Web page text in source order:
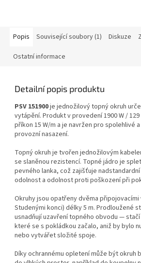
Popis Související soubory (1) Diskuze
Ostatní informace
Detailní popis produktu
PSV 151900je jednožilový topný okruh
vytápění. Produkt v provedení 1900 W /
příkon 15 W/m a je navržen pro spolehlivé
provozní nasazení.
Topný okruh je tvořen jednožilovým
se slaněnou rezistencí. Topné jádro je
pevného lanka, což zajišťuje
odolnost a odolnost proti poškození při
Okruhy jsou opatřeny dvěma připojovacími
Studenými konci) délky 5 m. Prodloužené
usnadňují uzavření topného obvodu —
které se s pokládkou začalo, aniž by bylo
nebo vytvářet složité spoje.
Díky ochrannému opletení může být okruh